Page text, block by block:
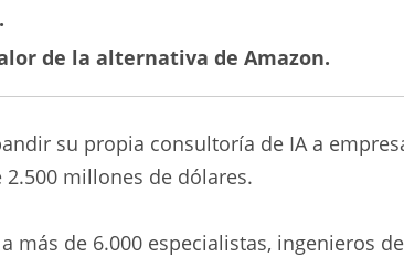
de la alternativa de Amazon.
su propia consultoría de IA a
millones de dólares.
de 6.000 especialistas, ingenieros